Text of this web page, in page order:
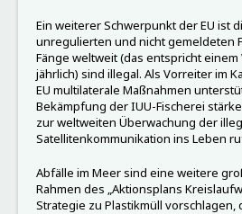
Ein weiterer Schwerpunkt der EU ist
unregulierten und nicht gemeldeten
Fänge weltweit (das entspricht
jährlich) sind illegal. Als Vorreiter im
EU multilaterale Maßnahmen
Bekämpfung der IUU-Fischerei
zur weltweiten Überwachung der
Satellitenkommunikation ins Leben
Abfälle im Meer sind eine weitere
Rahmen des „Aktionsplans
Strategie zu Plastikmüll